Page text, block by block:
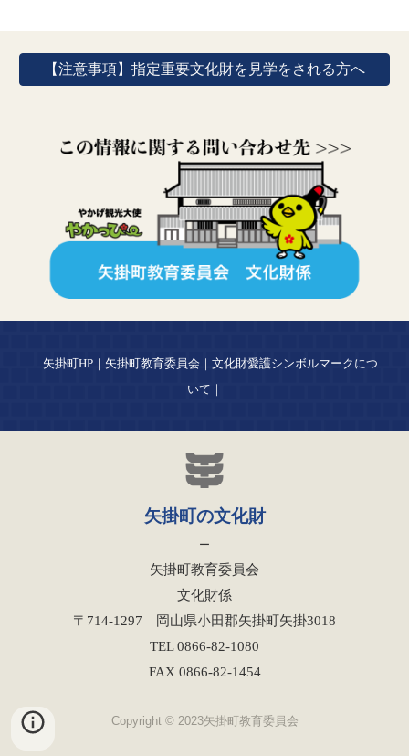
【注意事項】指定重要文化財を見学をされる方へ
｜ 矢掛町HP ｜ 矢掛町教育委員会 ｜ 文化財愛護シンボルマーク につ
いて ｜
矢掛町の文化財
ー
矢掛町教育委員会
文化財係
〒714-1297 岡山県小田郡矢掛町矢掛3018
TEL 0866-82-1080
FAX 0866-82-1454
Copyright © 2023矢掛町教育委員会